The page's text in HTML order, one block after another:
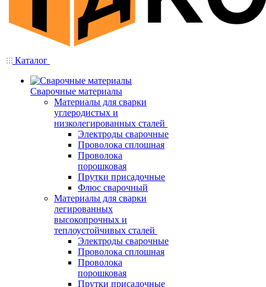
Каталог
Сварочные материалы
Материалы для сварки
углеродистых и
низколегированных сталей
Электроды сварочные
Проволока сплошная
Проволока
порошковая
Прутки присадочные
Флюс сварочный
Материалы для сварки
легированных
высокопрочных и
теплоустойчивых сталей
Электроды сварочные
Проволока сплошная
Проволока
порошковая
Прутки присадочные